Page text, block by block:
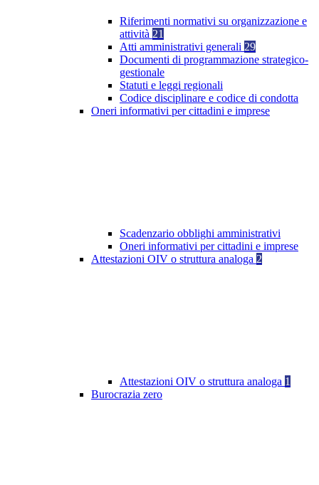
Riferimenti normativi su organizzazione e
attività 21
Atti amministrativi generali 29
Documenti di programmazione strategico-
gestionale
Statuti e leggi regionali
Codice disciplinare e codice di condotta
Oneri informativi per cittadini e imprese
Scadenzario obblighi amministrativi
Oneri informativi per cittadini e imprese
Attestazioni OIV o struttura analoga 2
Attestazioni OIV o struttura analoga 1
Burocrazia zero